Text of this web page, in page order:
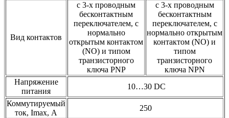
Вид контактов
с 3-х проводным
бесконтактным
переключателем, с
нормально
открытым контактом
(NO) и типом
транзисторного
ключа PNP
с 3-х проводным
бесконтактным
переключателем, с
нормально открытым
контактом (NO) и
типом
транзисторного
ключа NPN
Напряжение
питания
10…30 DC
Коммутируемый
ток, Imax, А
250